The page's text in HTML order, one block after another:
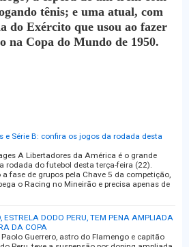
tênis; e uma atual, com
do Exército que usou ao fazer
na Copa do Mundo de 1950.
e Série B: confira os jogos da rodada desta
A Libertadores da América é o grande
rodada do futebol desta terça-feira (22).
a fase de grupos pela Chave 5 da competição,
o Racing no Mineirão e precisa apenas de
ESTRELA DODO PERU, TEM PENA AMPLIADA
DA COPA
Guerrero, astro do Flamengo e capitão